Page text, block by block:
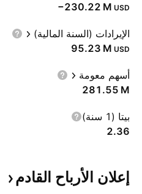
‪−230.22 M‬ USD
الإيرادات (السنة المالية)
‪95.23 M‬ USD
أسهم معومة
‪281.55 M‬
بيتا (1 سنة)
2.36
إعلان الأرباح القادم